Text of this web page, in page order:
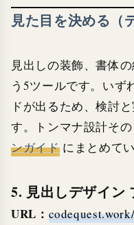
見た目を決める（
見出しの装飾、書体
う5ツールです。いず
ドが出るため、検討
す。トンマナ設計そ
ンガイドにまとめてい
5. 見出しデザイン
URL：